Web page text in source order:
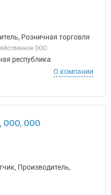
Розничная торговля
ООО
республика
О компании
ООО, ООО
Производитель,